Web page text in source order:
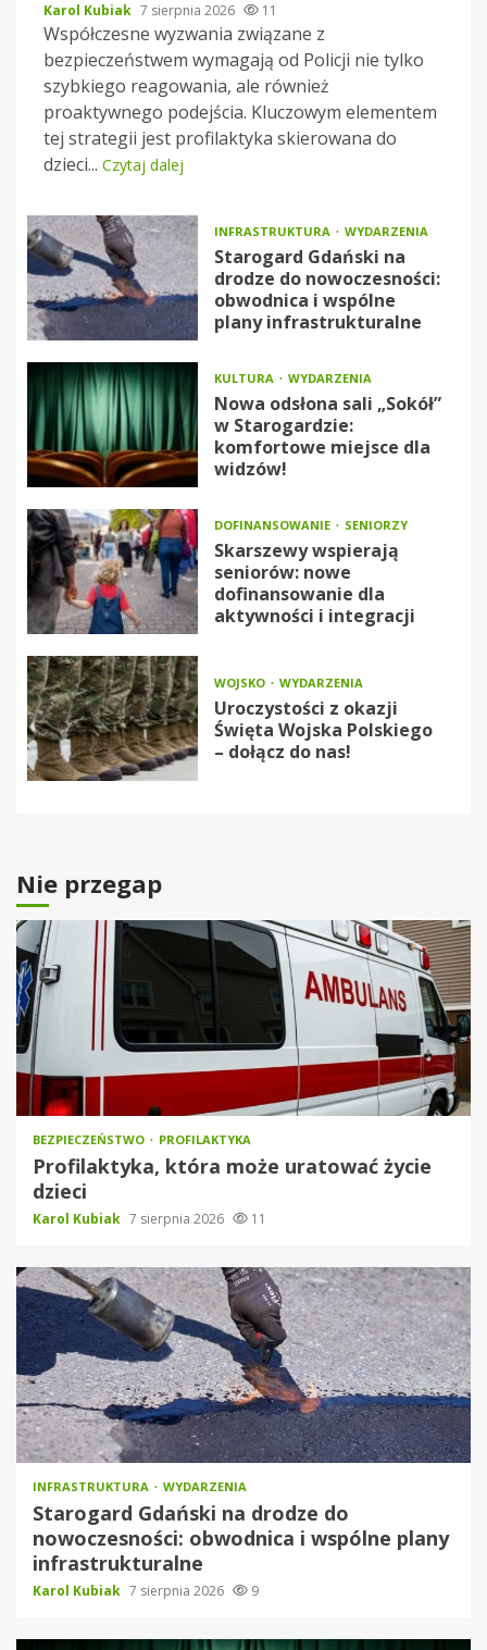
Karol Kubiak 7 sierpnia 2026 11
Współczesne wyzwania związane z
bezpieczeństwem wymagają od Policji nie tylko
szybkiego reagowania, ale również
proaktywnego podejścia. Kluczowym elementem
tej strategii jest profilaktyka skierowana do
dzieci... Czytaj dalej
INFRASTRUKTURA WYDARZENIA
Starogard Gdański na
drodze do nowoczesności:
obwodnica i wspólne
plany infrastrukturalne
KULTURA WYDARZENIA
Nowa odsłona sali „Sokół”
w Starogardzie:
komfortowe miejsce dla
widzów!
DOFINANSOWANIE SENIORZY
Skarszewy wspierają
seniorów: nowe
dofinansowanie dla
aktywności i integracji
WOJSKO WYDARZENIA
Uroczystości z okazji
Święta Wojska Polskiego
– dołącz do nas!
Nie przegap
BEZPIECZEŃSTWO PROFILAKTYKA
Profilaktyka, która może uratować życie
dzieci
Karol Kubiak 7 sierpnia 2026 11
INFRASTRUKTURA WYDARZENIA
Starogard Gdański na drodze do
nowoczesności: obwodnica i wspólne plany
infrastrukturalne
Karol Kubiak 7 sierpnia 2026 9